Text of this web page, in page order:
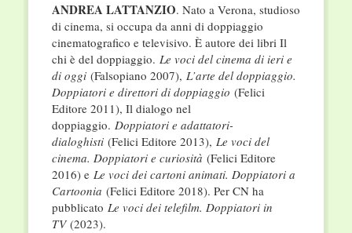
ANDREA LATTANZIO. Nato a Verona, studioso
di cinema, si occupa da anni di doppiaggio
cinematografico e televisivo. È autore dei libri Il
chi è del doppiaggio. Le voci del cinema di ieri e
di oggi(Falsopiano 2007), L’arte del doppiaggio.
Doppiatori e direttori di doppiaggio (Felici
Editore 2011), Il dialogo nel
doppiaggio. Doppiatori e adattatori-
dialoghisti(Felici Editore 2013), Le voci del
cinema. Doppiatori e curiosità (Felici Editore
2016) e Le voci dei cartoni animati. Doppiatori a
Cartoonia (Felici Editore 2018). Per CN ha
pubblicato Le voci dei telefilm. Doppiatori in
TV(2023).